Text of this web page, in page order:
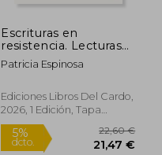
Escrituras en
resistencia. Lecturas
críticas de poesía de
mujeres
Patricia Espinosa
Ediciones Libros Del Cardo,
2026, 1 Edición, Tapa
Blanda, Nuevo